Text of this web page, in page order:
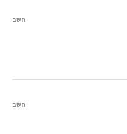
השב
השב